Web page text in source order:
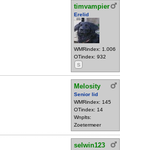
timvampier
Erelid
WMRindex: 1.006
OTindex: 932
S
Melosity
Senior lid
WMRindex: 145
OTindex: 14
Wnplts:
Zoetermeer
selwin123